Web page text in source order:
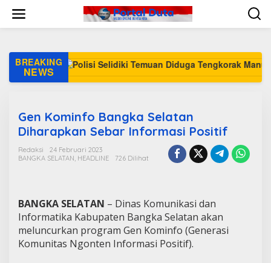
w
BREAKING
NEWS
Gen Kominfo Bangka Selatan
Diharapkan Sebar Informasi Positif
Redaksi
24 Februari 2023
BANGKA SELATAN, HEADLINE 726 Dilihat
BANGKA SELATAN – Dinas Komunikasi dan
Informatika Kabupaten Bangka Selatan akan
meluncurkan program Gen Kominfo (Generasi
Komunitas Ngonten Informasi Positif).